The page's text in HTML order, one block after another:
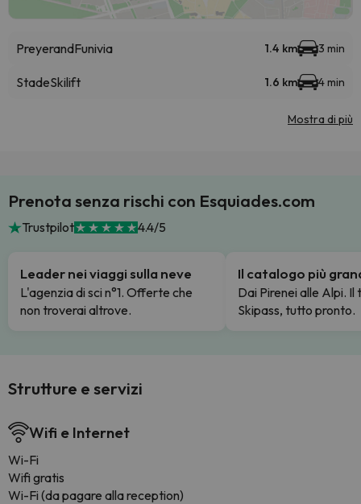
PreyerandFunivia 1.4 km 3 min
StadeSkilift 1.6 km 4 min
Mostra di più
Prenota senza rischi con Esquiades.com
Trustpilot 4.4/5
Leader nei viaggi sulla neve
L'agenzia di sci n°1. Offerte che
non troverai altrove.
Il catalogo più
Dai Pirenei alle Alpi. Il
Skipass, tutto pronto.
Strutture e servizi
Wifi e Internet
Wi-Fi
Wifi gratis
Wi-Fi (da pagare alla reception)